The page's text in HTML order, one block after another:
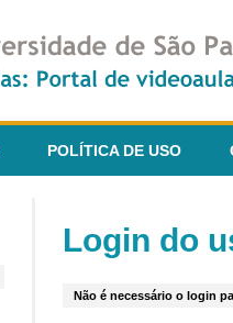
POLÍTICA DE USO
Login do
Não é necessário o login